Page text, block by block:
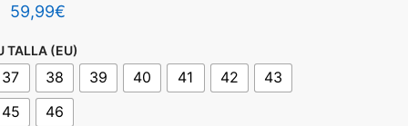
El
original
era:
119,99€.
59,99€El
actual
es:
TALLA (EU)
37 38 39 40 41 42
43
45
46